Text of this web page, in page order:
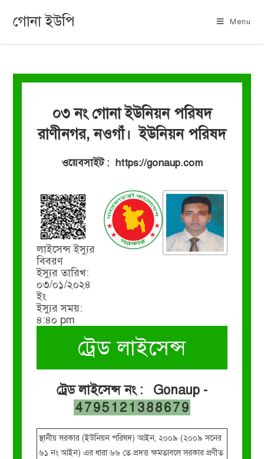
গোনা ইউপি Menu
০৩ নং গোনা ইউনিয়ন পরিষদ
রাণীনগর, নওগাঁ। ইউনিয়ন পরিষদ
ওয়েবসাইট : https://gonaup.com
লাইসেন্স ইস্যুর
বিবরণ
ইস্যুর তারিখ:
০৩/০১/২০২৪
ইং
ইস্যুর সময়:
৪:৪০ pm
ট্রেড লাইসেন্স
ট্রেড লাইসেন্স নং : Gonaup -
4795121388679
স্থানীয় সরকার (ইউনিয়ন পরিষদ) আইন, ২০০৯ (২০০৯ সনের
৬১ নং আইন) এর ধারা ৬৬ তে প্রদত্ত ক্ষমতাবলে সরকার প্রণীত